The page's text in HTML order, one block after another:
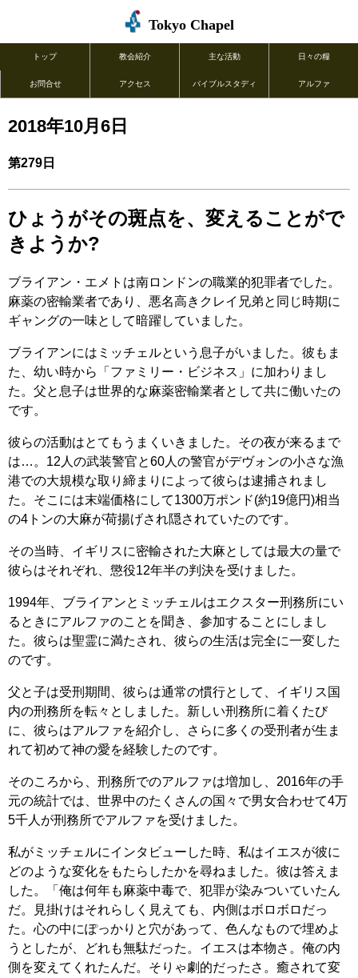
Tokyo Chapel
トップ 教会紹介 主な活動 日々の糧
お問合せ アクセス バイブルスタディ アルファ
2018年10月6日
第279日
ひょうがその斑点を、変えることがで
きようか?
ブライアン・エメトは南ロンドンの職業的犯罪者でした。
麻薬の密輸業者であり、悪名高きクレイ兄弟と同じ時期に
ギャングの一味として暗躍していました。
ブライアンにはミッチェルという息子がいました。彼もま
た、幼い時から「ファミリー・ビジネス」に加わりまし
た。父と息子は世界的な麻薬密輸業者として共に働いたの
です。
彼らの活動はとてもうまくいきました。その夜が来るまで
は…。12人の武装警官と60人の警官がデヴォンの小さな漁
港での大規模な取り締まりによって彼らは逮捕されまし
た。そこには末端価格にして1300万ポンド(約19億円)相当
の4トンの大麻が荷揚げされ隠されていたのです。
その当時、イギリスに密輸された大麻としては最大の量で
彼らはそれぞれ、懲役12年半の判決を受けました。
1994年、ブライアンとミッチェルはエクスター刑務所にい
るときにアルファのことを聞き、参加することにしまし
た。彼らは聖霊に満たされ、彼らの生活は完全に一変した
のです。
父と子は受刑期間、彼らは通常の慣行として、イギリス国
内の刑務所を転々としました。新しい刑務所に着くたび
に、彼らはアルファを紹介し、さらに多くの受刑者が生ま
れて初めて神の愛を経験したのです。
そのころから、刑務所でのアルファは増加し、2016年の手
元の統計では、世界中のたくさんの国々で男女合わせて4万
5千人が刑務所でアルファを受けました。
私がミッチェルにインタビューした時、私はイエスが彼に
どのような変化をもたらしたかを尋ねました。彼は答えま
した。「俺は何年も麻薬中毒で、犯罪が染みついていたん
だ。見掛けはそれらしく見えても、内側はボロボロだっ
た。心の中にぽっかりと穴があって、色んなもので埋めよ
うとしたが、どれも無駄だった。イエスは本物さ。俺の内
側を変えてくれたんだ。そりゃ劇的だったさ。癒されて変